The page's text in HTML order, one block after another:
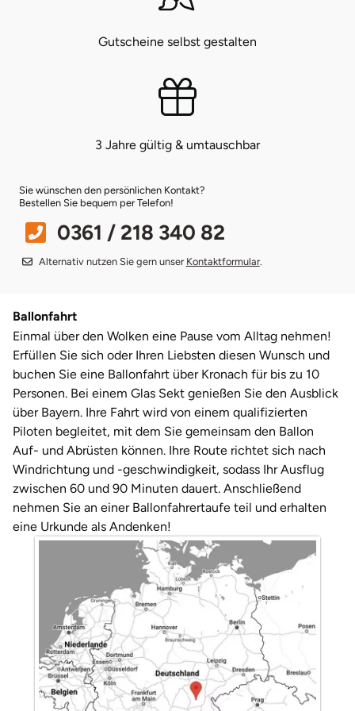
Gutscheine selbst gestalten
3 Jahre gültig & umtauschbar
Sie wünschen den persönlichen Kontakt?
Bestellen Sie bequem per Telefon!
0361 / 218 340 82
Alternativ nutzen Sie gern unser Kontaktformular.
Ballonfahrt
Einmal über den Wolken eine Pause vom Alltag nehmen!
Erfüllen Sie sich oder Ihren Liebsten diesen Wunsch und
buchen Sie eine Ballonfahrt über Kronach für bis zu 10
Personen. Bei einem Glas Sekt genießen Sie den Ausblick
über Bayern. Ihre Fahrt wird von einem qualifizierten
Piloten begleitet, mit dem Sie gemeinsam den Ballon
Auf- und Abrüsten können. Ihre Route richtet sich nach
Windrichtung und -geschwindigkeit, sodass Ihr Ausflug
zwischen 60 und 90 Minuten dauert. Anschließend
nehmen Sie an einer Ballonfahrertaufe teil und erhalten
eine Urkunde als Andenken!
Riesa
Ruhrgebiet
Sömmerda
Weimar
sächsische Schweiz
Weimar
Weißenfels